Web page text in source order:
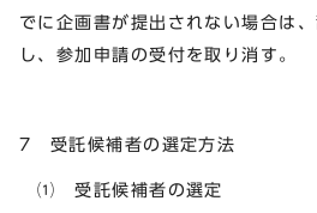
でに企画書が提出されない場合は
し、参加申請の受付を取り消す。
7 受託候補者の選定方法
⑴ 受託候補者の選定